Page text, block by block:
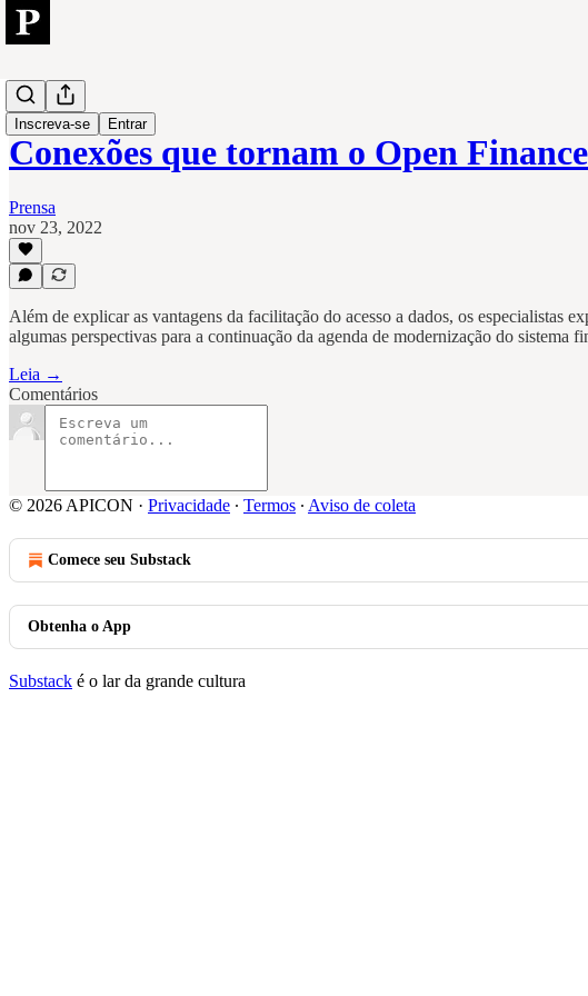
Inscreva-se Entrar
Open
Conexões que tornam o Open
Prensa
nov 23, 2022
Além de explicar as vantagens da facilitação do acesso a dados, os especialistas
algumas perspectivas para a continuação da agenda de modernização do sistema
Leia →
Comentários
© 2026 APICON · Privacidade ∙ Termos ∙ Aviso de coleta
Comece seu Substack
Obtenha o App
Substack é o lar da grande cultura